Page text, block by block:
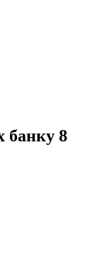
банку 8